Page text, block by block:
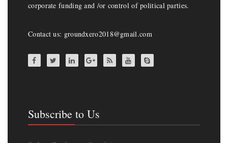
corporate funding and /or control of political parties.
Contact us: groundxero2018@gmail.com
Subscribe to Us